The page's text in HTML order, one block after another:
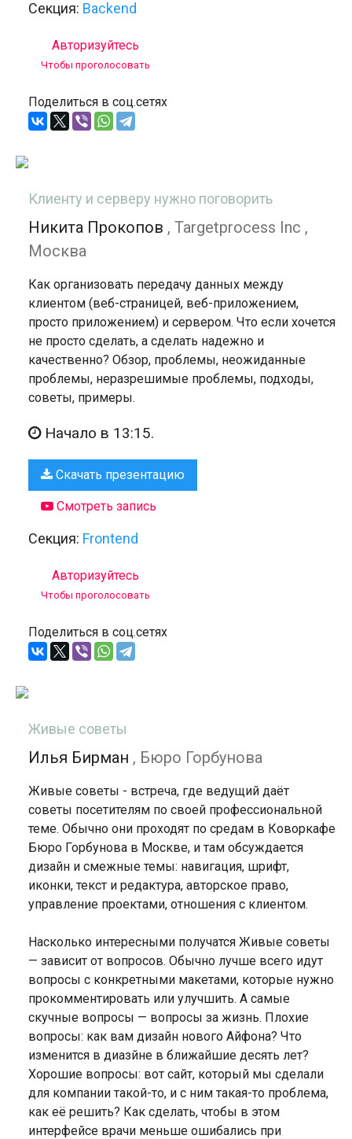
Секция: Backend
Авторизуйтесь
Чтобы проголосовать
Поделиться в соц.сетях
Клиенту и серверу нужно поговорить
Никита Прокопов , Targetprocess Inc ,
Москва
Как организовать передачу данных между
клиентом (веб-страницей, веб-приложением,
просто приложением) и сервером. Что если хочется
не просто сделать, а сделать надежно и
качественно? Обзор, проблемы, неожиданные
проблемы, неразрешимые проблемы, подходы,
советы, примеры.
Начало в 13:15.
Скачать презентацию
Смотреть запись
Секция: Frontend
Авторизуйтесь
Чтобы проголосовать
Поделиться в соц.сетях
Живые советы
Илья Бирман , Бюро Горбунова
Живые советы - встреча, где ведущий даёт
советы посетителям по своей профессиональной
теме. Обычно они проходят по средам в Коворкафе
Бюро Горбунова в Москве, и там обсуждается
дизайн и смежные темы: навигация, шрифт,
иконки, текст и редактура, авторское право,
управление проектами, отношения с клиентом.
Насколько интересными получатся Живые советы
— зависит от вопросов. Обычно лучше всего идут
вопросы с конкретными макетами, которые нужно
прокомментировать или улучшить. А самые
скучные вопросы — вопросы за жизнь. Плохие
вопросы: как вам дизайн нового Айфона? Что
изменится в диазйне в ближайшие десять лет?
Хорошие вопросы: вот сайт, который мы сделали
для компании такой-то, и с ним такая-то проблема,
как её решить? Как сделать, чтобы в этом
интерфейсе врачи меньше ошибались при